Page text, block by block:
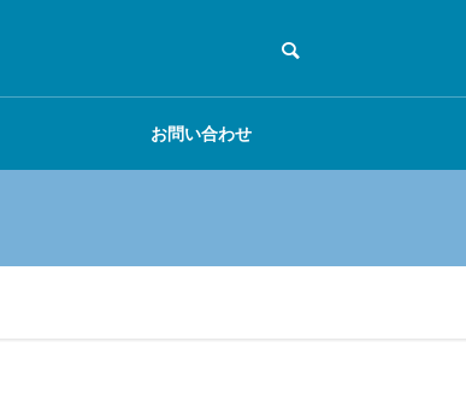
お問い合わせ